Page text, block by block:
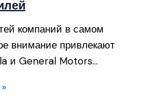
компаний в самом
внимание привлекают
и General Motors…